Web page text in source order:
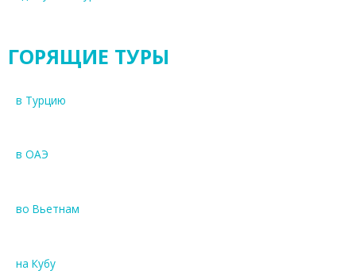
ГОРЯЩИЕ ТУРЫ
в Турцию
в ОАЭ
во Вьетнам
на Кубу